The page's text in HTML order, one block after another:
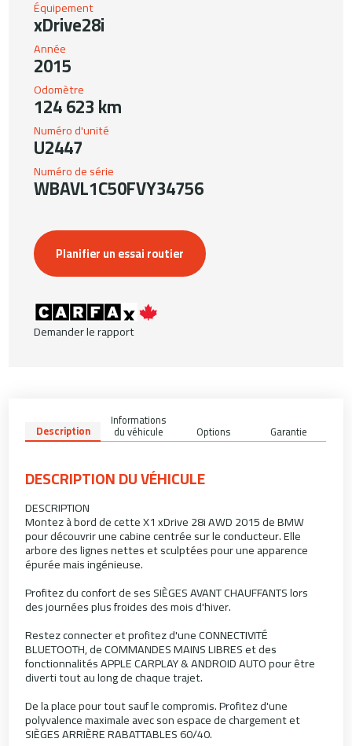
Équipement
xDrive28i
Année
2015
Odomètre
124 623 km
Numéro d'unité
U2447
Numéro de série
WBAVL1C50FVY34756
Planifier un essai routier
Demander le rapport
Description
Informations
du véhicule Options Garantie
DESCRIPTION DU VÉHICULE
DESCRIPTION
Montez à bord de cette X1 xDrive 28i AWD 2015 de BMW
pour découvrir une cabine centrée sur le conducteur. Elle
arbore des lignes nettes et sculptées pour une apparence
épurée mais ingénieuse.
Profitez du confort de ses SIÈGES AVANT CHAUFFANTS lors
des journées plus froides des mois d'hiver.
Restez connecter et profitez d'une CONNECTIVITÉ
BLUETOOTH, de COMMANDES MAINS LIBRES et des
fonctionnalités APPLE CARPLAY & ANDROID AUTO pour être
diverti tout au long de chaque trajet.
De la place pour tout sauf le compromis. Profitez d'une
polyvalence maximale avec son espace de chargement et
SIÈGES ARRIÈRE RABATTABLES 60/40.